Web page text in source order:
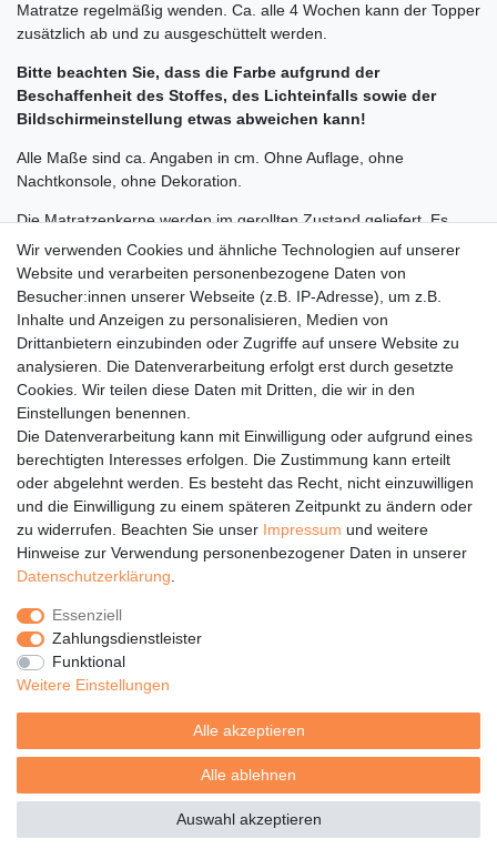
Matratze regelmäßig wenden. Ca. alle 4 Wochen kann der Topper
zusätzlich ab und zu ausgeschüttelt werden.
Bitte beachten Sie, dass die Farbe aufgrund der
Beschaffenheit des Stoffes, des Lichteinfalls sowie der
Bildschirmeinstellung etwas abweichen kann!
Alle Maße sind ca. Angaben in cm. Ohne Auflage, ohne
Nachtkonsole, ohne Dekoration.
Die Matratzenkerne werden im gerollten Zustand geliefert. Es
werden 2 Matratzenkerne in einen Matratzenbezug
hineingeschoben. Der Matratzenbezug wird mitgeliefert und ist
separat verpackt.
Die Lieferung erfolgt nur bis zur Bordsteinkante. Die Ware wird
vom Fahrer der Spedition NICHT in die Wohnung bzw. ins Haus
transportiert.
Rechtliches
Service
Unternehmen
Karriere
Presse
Blog
Wir verwenden Cookies und ähnliche Technologien auf unserer
Website und verarbeiten personenbezogene Daten von
Besucher:innen unserer Webseite (z.B. IP-Adresse), um z.B.
Inhalte und Anzeigen zu personalisieren, Medien von
Drittanbietern einzubinden oder Zugriffe auf unsere Website zu
analysieren. Die Datenverarbeitung erfolgt erst durch gesetzte
Cookies. Wir teilen diese Daten mit Dritten, die wir in den
Einstellungen benennen.
Die Datenverarbeitung kann mit Einwilligung oder aufgrund eines
berechtigten Interesses erfolgen. Die Zustimmung kann erteilt
oder abgelehnt werden. Es besteht das Recht, nicht einzuwilligen
und die Einwilligung zu einem späteren Zeitpunkt zu ändern oder
zu widerrufen. Beachten Sie unser Impressum und weitere
Hinweise zur Verwendung personenbezogener Daten in unserer
Daten­schutz­erklärung
Essenziell
Zahlungsdienstleister
Funktional
Weitere Einstellungen
Alle akzeptieren
Alle ablehnen
Auswahl akzeptieren